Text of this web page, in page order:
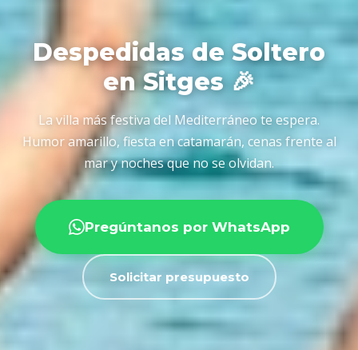
Despedidas de Soltero
en Sitges 🎉
La villa más festiva del Mediterráneo te espera.
Humor amarillo, fiesta en catamarán, cenas frente al
mar y noches que no se olvidan.
Pregúntanos por WhatsApp
Solicitar presupuesto